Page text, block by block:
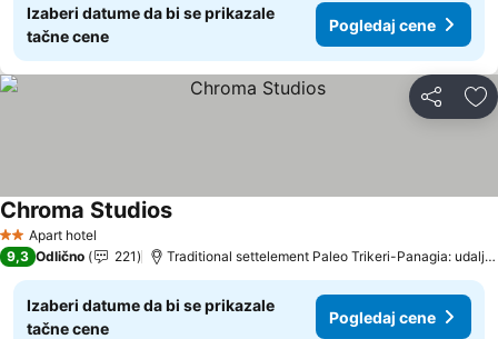
Izaberi datume da bi se prikazale
tačne cene
Pogledaj cene
Deli
2 Zvezdice
Apart hotel
Chroma Studios
9,3 Odlično 221 Traditional settelement Paleo Trikeri-Panagia: udaljenost 19.9 km
Izaberi datume da bi se prikazale
tačne cene
Pogledaj cene